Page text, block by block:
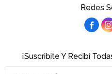
Redes
 
¡Suscribite Y Recibí